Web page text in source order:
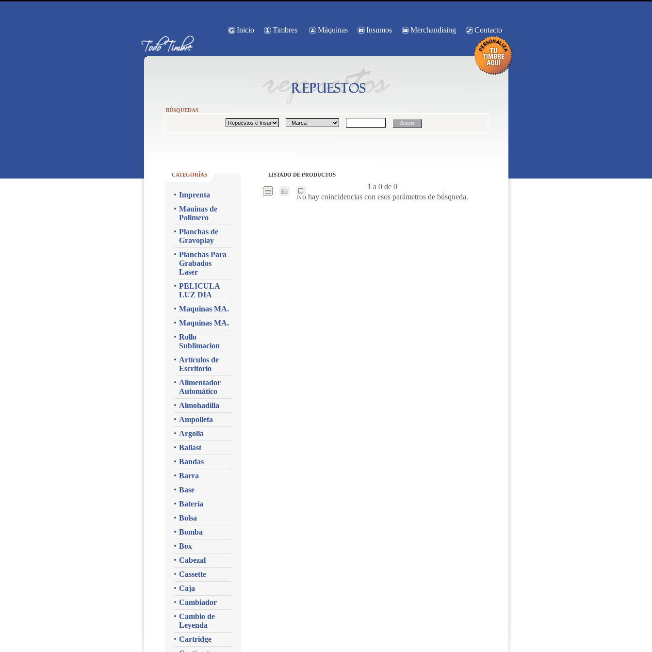
Inicio Timbres Máquinas Insumos Merchandising Contacto
BÚSQUEDAS
CATEGORÍAS
Imprenta
Mauinas de
Polimero
Planchas de
Gravoplay
Planchas Para
Grabados
Laser
PELICULA
LUZ DIA
Maquinas MA.
Maquinas MA.
Rollo
Sublimacion
Artículos de
Escritorio
Alimentador
Automático
Almohadilla
Ampolleta
Argolla
Ballast
Bandas
Barra
Base
Batería
Bolsa
Bomba
Box
Cabezal
Cassette
Caja
Cambiador
Cambio de
Leyenda
Cartridge
LISTADO DE PRODUCTOS
1 a 0 de 0
No hay coincidencias con esos parámetros de búsqueda.